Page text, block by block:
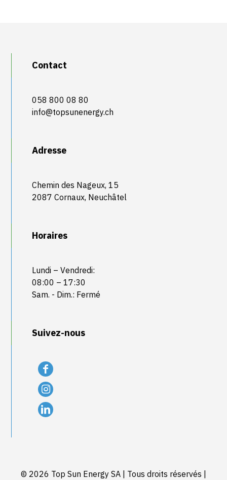
Contact
058 800 08 80
info@topsunenergy.ch
Adresse
Chemin des Nageux, 15
2087 Cornaux, Neuchâtel
Horaires
Lundi – Vendredi:
08:00 – 17:30
Sam. - Dim.: Fermé
Suivez-nous
© 2026 Top Sun Energy SA | Tous droits réservés |